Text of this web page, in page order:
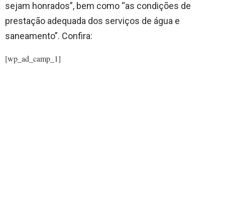
sejam honrados”, bem como “as condições de
prestação adequada dos serviços de água e
saneamento”. Confira:
[wp_ad_camp_1]